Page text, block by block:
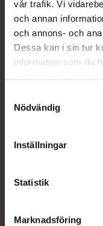
vår trafik. Vi
och annan
och annons- och
Dessa kan i sin tur
information som du
Nödvändig
Inställningar
Statistik
Marknadsföring